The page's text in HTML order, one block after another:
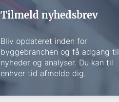
Tilmeld nyhedsbrev
Bliv opdateret inden for
byggebranchen og få adgang til
nyheder og analyser. Du kan til
enhver tid afmelde dig.